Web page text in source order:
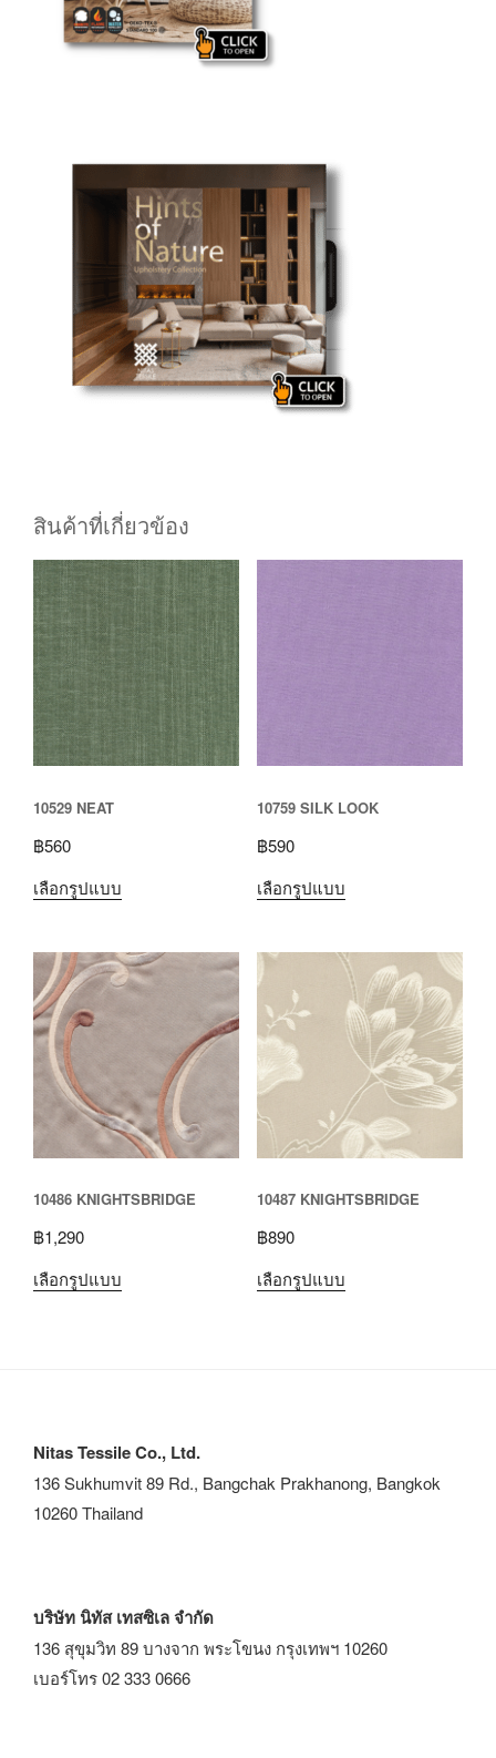
สินค้าที่เกี่ยวข้อง
10529 NEAT
฿560
เลือกรูปแบบ
10759 SILK LOOK
฿590
เลือกรูปแบบ
10486 KNIGHTSBRIDGE
฿1,290
เลือกรูปแบบ
10487 KNIGHTSBRIDGE
฿890
เลือกรูปแบบ
Nitas Tessile Co., Ltd.
136 Sukhumvit 89 Rd., Bangchak Prakhanong, Bangkok
10260 Thailand
บริษัท นิทัส เทสซิเล จำกัด
136 สุขุมวิท 89 บางจาก พระโขนง กรุงเทพฯ 10260
เบอร์โทร 02 333 0666